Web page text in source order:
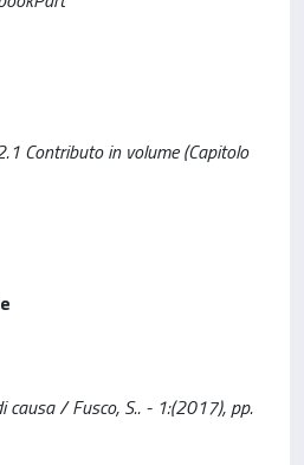
Contributo in volume (Capitolo
causa / Fusco, S.. - 1:(2017), pp.